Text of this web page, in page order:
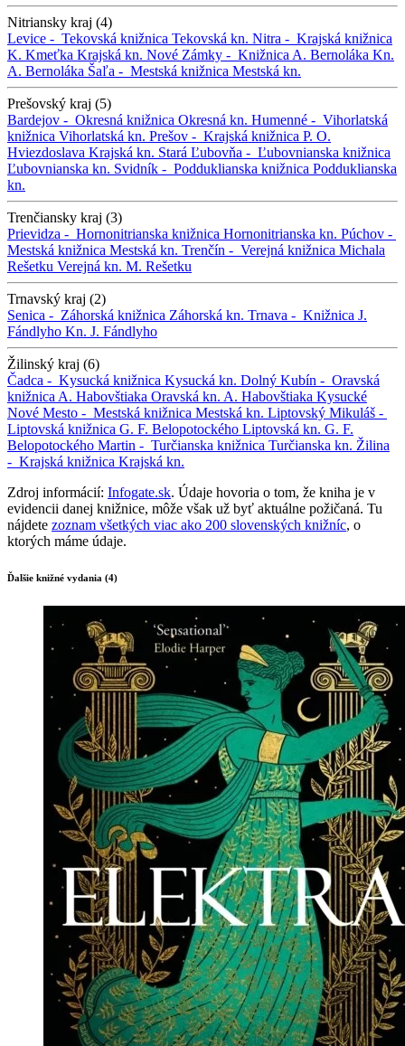
Nitriansky kraj (4)
Levice - Tekovská knižnica Tekovská kn. Nitra - Krajská knižnica
K. Kmeťka Krajská kn. Nové Zámky - Knižnica A. Bernoláka Kn.
A. Bernoláka Šaľa - Mestská knižnica Mestská kn.
Prešovský kraj (5)
Bardejov - Okresná knižnica Okresná kn. Humenné - Vihorlatská
knižnica Vihorlatská kn. Prešov - Krajská knižnica P. O.
Hviezdoslava Krajská kn. Stará Ľubovňa - Ľubovnianska knižnica
Ľubovnianska kn. Svidník - Podduklianska knižnica Podduklianska
kn.
Trenčiansky kraj (3)
Prievidza - Hornonitrianska knižnica Hornonitrianska kn. Púchov -
Mestská knižnica Mestská kn. Trenčín - Verejná knižnica Michala
Rešetku Verejná kn. M. Rešetku
Trnavský kraj (2)
Senica - Záhorská knižnica Záhorská kn. Trnava - Knižnica J.
Fándlyho Kn. J. Fándlyho
Žilinský kraj (6)
Čadca - Kysucká knižnica Kysucká kn. Dolný Kubín - Oravská
knižnica A. Habovštiaka Oravská kn. A. Habovštiaka Kysucké
Nové Mesto - Mestská knižnica Mestská kn. Liptovský Mikuláš -
Liptovská knižnica G. F. Belopotockého Liptovská kn. G. F.
Belopotockého Martin - Turčianska knižnica Turčianska kn. Žilina
- Krajská knižnica Krajská kn.
Zdroj informácií: Infogate.sk. Údaje hovoria o tom, že kniha je v
evidencii danej knižnice, môže však už byť aktuálne požičaná. Tu
nájdete zoznam všetkých viac ako 200 slovenských knižníc, o
ktorých máme údaje.
Ďalšie knižné vydania (4)